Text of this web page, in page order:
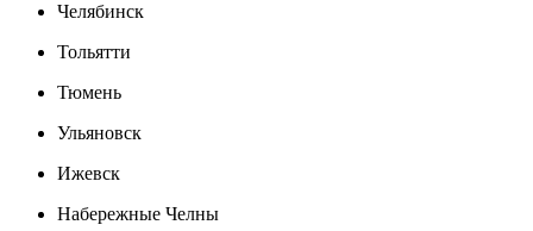
Челябинск
Тольятти
Тюмень
Ульяновск
Ижевск
Набережные Челны